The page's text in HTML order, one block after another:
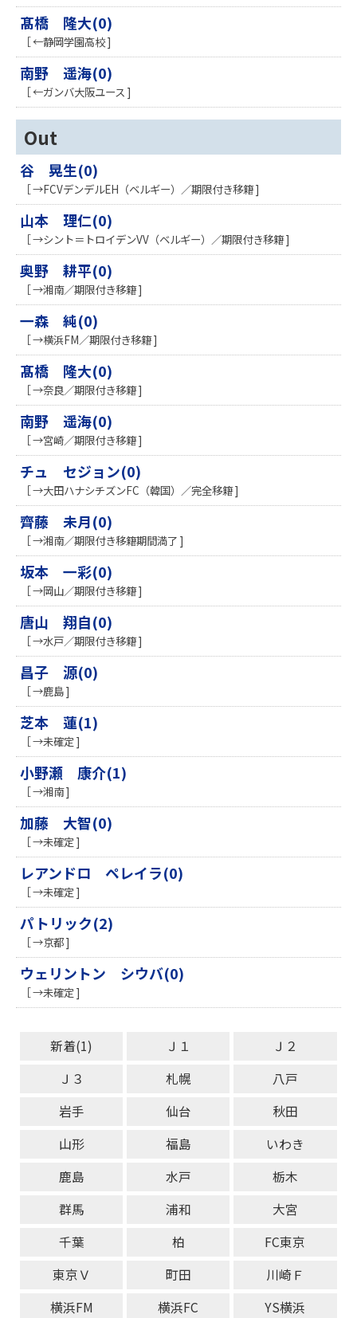
髙橋 隆大(0)
［ ←静岡学園高校 ]
南野 遥海(0)
［ ←ガンバ大阪ユース ]
Out
谷 晃生(0)
［ →FCVデンデルEH（ベルギー）／期限付き移籍 ]
山本 理仁(0)
［ →シント＝トロイデンVV（ベルギー）／期限付き移籍 ]
奥野 耕平(0)
［ →湘南／期限付き移籍 ]
一森 純(0)
［ →横浜FM／期限付き移籍 ]
髙橋 隆大(0)
［ →奈良／期限付き移籍 ]
南野 遥海(0)
［ →宮崎／期限付き移籍 ]
チュ セジョン(0)
［ →大田ハナシチズンFC（韓国）／完全移籍 ]
齊藤 未月(0)
［ →湘南／期限付き移籍期間満了 ]
坂本 一彩(0)
［ →岡山／期限付き移籍 ]
唐山 翔自(0)
［ →水戸／期限付き移籍 ]
昌子 源(0)
［ →鹿島 ]
芝本 蓮(1)
［ →未確定 ]
小野瀬 康介(1)
［ →湘南 ]
加藤 大智(0)
［ →未確定 ]
レアンドロ ペレイラ(0)
［ →未確定 ]
パトリック(2)
［ →京都 ]
ウェリントン シウバ(0)
［ →未確定 ]
新着(1) Ｊ１
Ｊ２
Ｊ３
札幌
八戸
岩手
仙台
秋田
山形
福島
いわき
鹿島
水戸
栃木
群馬
浦和
大宮
千葉
柏
FC東京
東京Ｖ
町田
川崎Ｆ
横浜FM
横浜FC
YS横浜